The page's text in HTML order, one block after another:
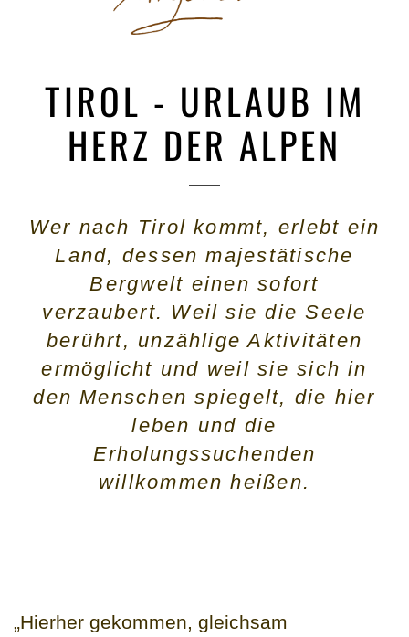
TIROL - URLAUB IM
HERZ DER ALPEN
Wer nach Tirol kommt, erlebt ein
Land, dessen majestätische
Bergwelt einen sofort
verzaubert. Weil sie die Seele
berührt, unzählige Aktivitäten
ermöglicht und weil sie sich in
den Menschen spiegelt, die hier
leben und die
Erholungssuchenden
willkommen heißen.
„Hierher gekommen, gleichsam